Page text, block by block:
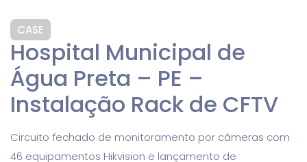
CASE
Hospital Municipal de
Água Preta – PE –
Instalação Rack de CFTV
Circuito fechado de monitoramento por câmeras com
46 equipamentos Hikvision e lançamento de